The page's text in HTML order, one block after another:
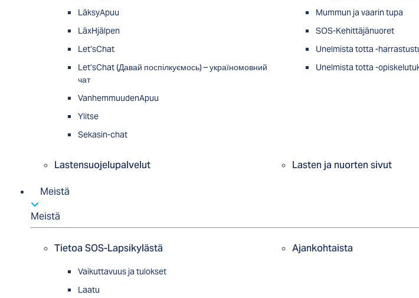
LäksyApuu
LäxHjälpen
Let’sChat
Let’sChat (Давай поспілкуємось) – україномовний
чат
VanhemmuudenApuu
Ylitse
Sekasin-chat
Mummun ja vaarin tupa
SOS-Kehittäjänuoret
Unelmista totta -
Unelmista totta -
Lastensuojelupalvelut Lasten ja nuorten sivut
Meistä
Meistä
Tietoa SOS-Lapsikylästä
Vaikuttavuus ja tulokset
Laatu
Ajankohtaista